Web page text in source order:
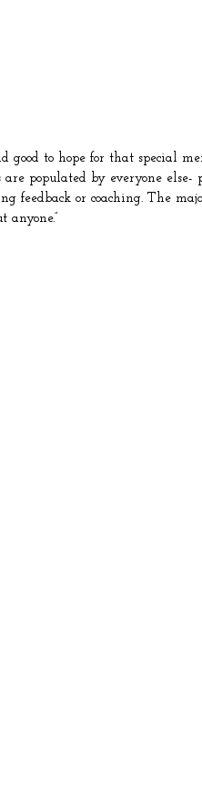
to hope for that special
populated by everyone
or coaching. The